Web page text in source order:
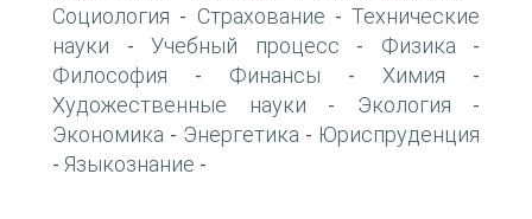
Социология - Страхование - Технические
науки - Учебный процесс - Физика -
Философия - Финансы - Химия -
Художественные науки - Экология -
Экономика - Энергетика - Юриспруденция
- Языкознание -